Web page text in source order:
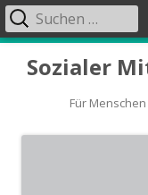
Sozialer
Für
Primäres
Menü